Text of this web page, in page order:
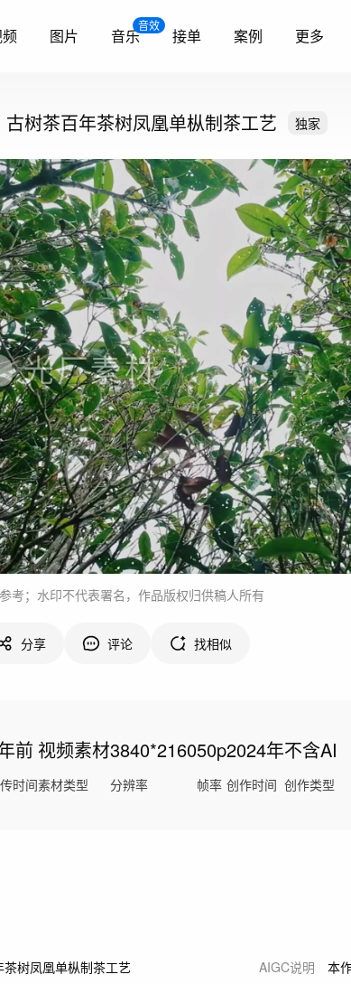
图片
音效
音乐 接单 案例 更多
古树茶百年茶树凤凰单枞制茶工艺 独家
考；水印不代表署名，作品版权归供稿人所有
分享 评论 找相似
前
传时间
视频素材
素材类型
3840*2160
分辨率
50p
帧率
2024年
创作时间
不含AI
创作类型
树凤凰单枞制茶工艺
AIGC说明
本